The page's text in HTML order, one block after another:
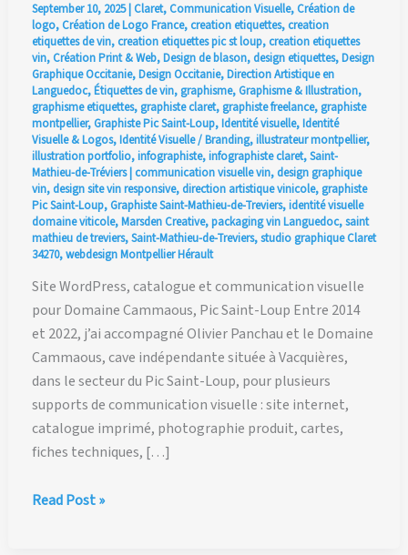
September 10, 2025 Claret, Communication Visuelle, Création de
logo, Création de Logo France, creation etiquettes, creation
etiquettes de vin, creation etiquettes pic st loup, creation etiquettes
vin, Création Print & Web,Design de blason, design etiquettes,Design
Graphique Occitanie,Design Occitanie,Direction Artistique en
Languedoc,Étiquettes de vin, graphisme, Graphisme & Illustration,
graphisme etiquettes, graphiste claret, graphiste freelance, graphiste
montpellier, Graphiste Pic Saint-Loup,Identité visuelle,Identité
Visuelle & Logos,Identité Visuelle / Branding,illustrateur montpellier,
illustration portfolio,infographiste,infographiste claret,Saint-
Mathieu-de-Tréviers| communication visuelle vin, design graphique
vin, design site vin responsive, direction artistique vinicole, graphiste
Pic Saint-Loup, Graphiste Saint-Mathieu-de-Treviers,identité visuelle
domaine viticole,Marsden Creative,packaging vin Languedoc,saint
mathieu de treviers,Saint-Mathieu-de-Treviers,studio graphique Claret
34270,webdesign Montpellier Hérault
Site WordPress, catalogue et communication visuelle
pour Domaine Cammaous, Pic Saint-Loup Entre 2014
et 2022, j’ai accompagné Olivier Panchau et le Domaine
Cammaous, cave indépendante située à Vacquières,
dans le secteur du Pic Saint-Loup, pour plusieurs
supports de communication visuelle : site internet,
catalogue imprimé, photographie produit, cartes,
fiches techniques, […]
Site
Read Post »